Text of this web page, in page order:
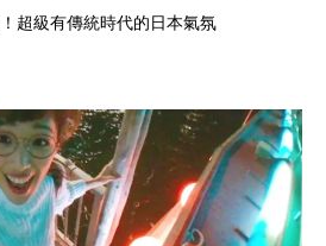
超級有傳統時代的日本氣氛